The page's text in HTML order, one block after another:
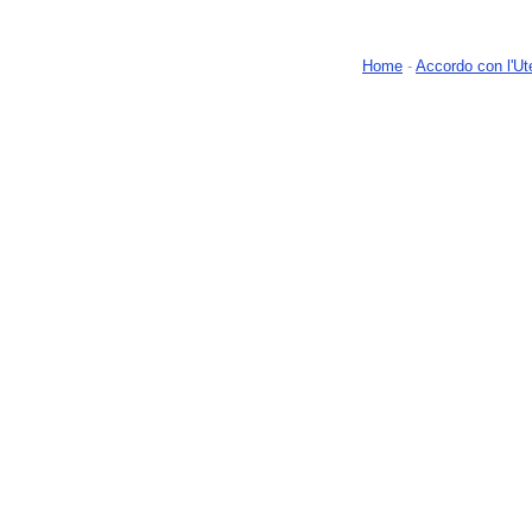
Home - Accordo con